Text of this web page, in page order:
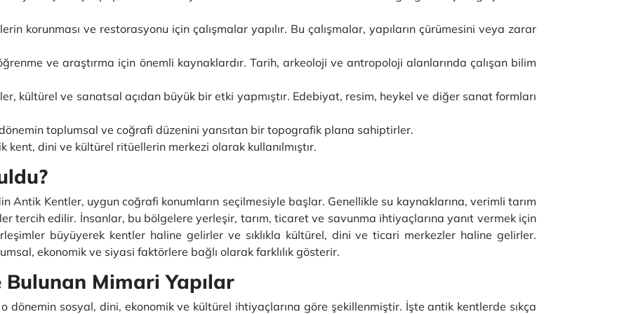
korunması ve restorasyonu için çalışmalar yapılır. Bu çalışmalar, yapıların çürümesini veya zarar
ve araştırma için önemli kaynaklardır. Tarih, arkeoloji ve antropoloji alanlarında çalışan bilim
kültürel ve sanatsal açıdan büyük bir etki yapmıştır. Edebiyat, resim, heykel ve diğer sanat formları
toplumsal ve coğrafi düzenini yansıtan bir topografik plana sahiptirler.
kent, dini ve kültürel ritüellerin merkezi olarak kullanılmıştır.
Antik Kentler, uygun coğrafi konumların seçilmesiyle başlar. Genellikle su kaynaklarına, verimli tarım
tercih edilir. İnsanlar, bu bölgelere yerleşir, tarım, ticaret ve savunma ihtiyaçlarına yanıt vermek için
büyüyerek kentler haline gelirler ve sıklıkla kültürel, dini ve ticari merkezler haline gelirler.
ekonomik ve siyasi faktörlere bağlı olarak farklılık gösterir.
Mimari Yapılar
dönemin sosyal, dini, ekonomik ve kültürel ihtiyaçlarına göre şekillenmiştir. İşte antik kentlerde sıkça